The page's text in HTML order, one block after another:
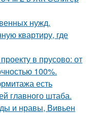
нужд.
квартиру, где
в прусово: от
100%.
есть
главного штаба.
и нравы, Вивьен